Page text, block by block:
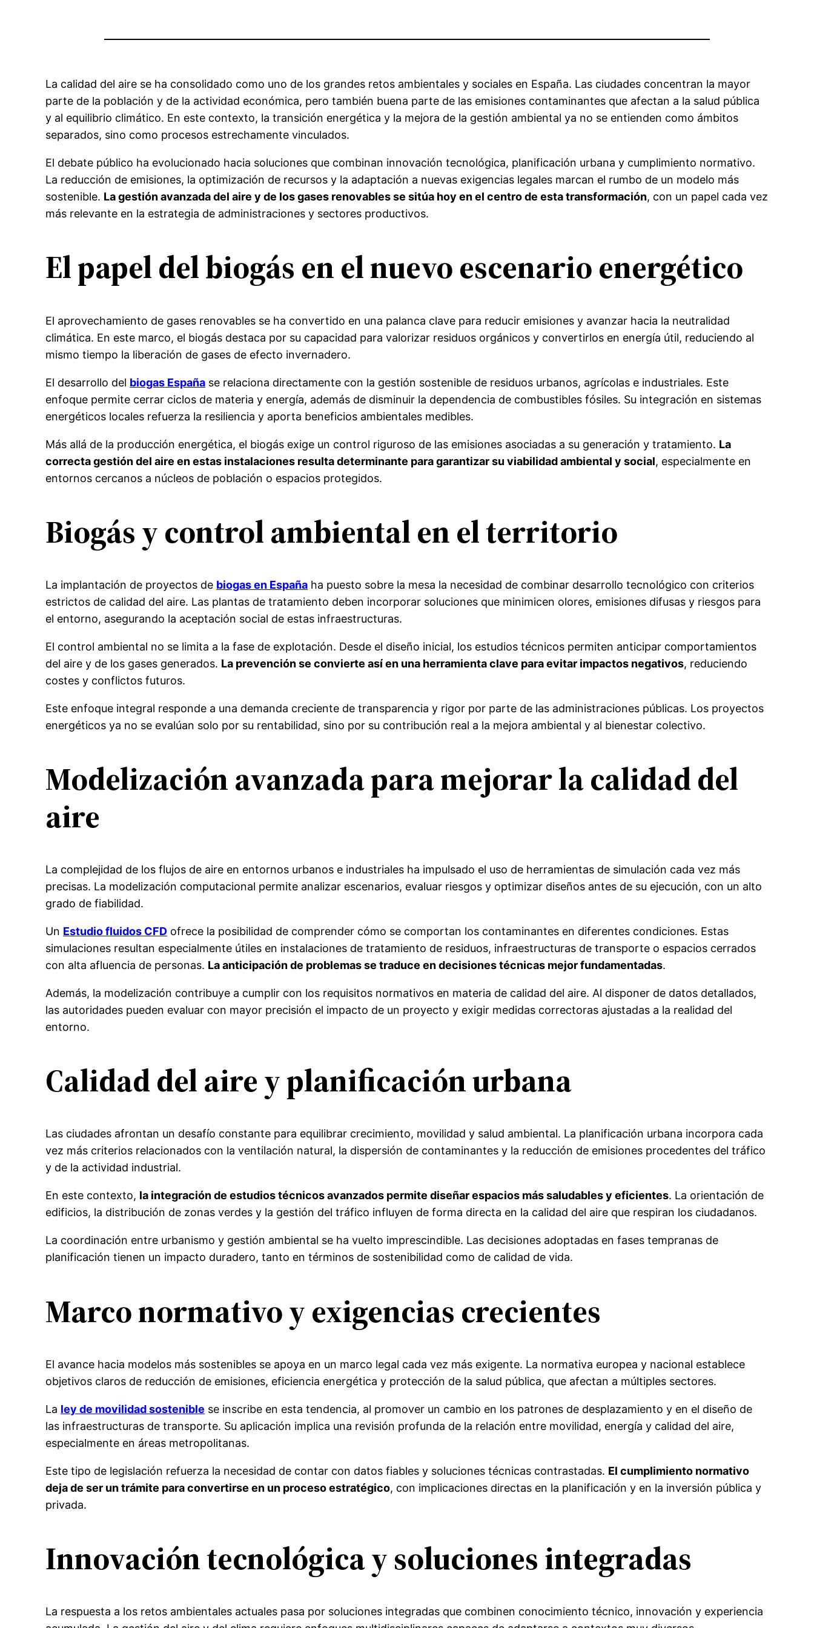
La calidad del aire se ha consolidado como uno de los grandes retos ambientales y sociales en España. Las ciudades concentran la mayor
parte de la población y de la actividad económica, pero también buena parte de las emisiones contaminantes que afectan a la salud pública
y al equilibrio climático. En este contexto, la transición energética y la mejora de la gestión ambiental ya no se entienden como ámbitos
separados, sino como procesos estrechamente vinculados.
El debate público ha evolucionado hacia soluciones que combinan innovación tecnológica, planificación urbana y cumplimiento normativo.
La reducción de emisiones, la optimización de recursos y la adaptación a nuevas exigencias legales marcan el rumbo de un modelo más
sostenible. La gestión avanzada del aire y de los gases renovables se sitúa hoy en el centro de esta transformación, con un papel cada vez
más relevante en la estrategia de administraciones y sectores productivos.
El papel del biogás en el nuevo escenario energético
El aprovechamiento de gases renovables se ha convertido en una palanca clave para reducir emisiones y avanzar hacia la neutralidad
climática. En este marco, el biogás destaca por su capacidad para valorizar residuos orgánicos y convertirlos en energía útil, reduciendo al
mismo tiempo la liberación de gases de efecto invernadero.
El desarrollo del biogas España se relaciona directamente con la gestión sostenible de residuos urbanos, agrícolas e industriales. Este
enfoque permite cerrar ciclos de materia y energía, además de disminuir la dependencia de combustibles fósiles. Su integración en sistemas
energéticos locales refuerza la resiliencia y aporta beneficios ambientales medibles.
Más allá de la producción energética, el biogás exige un control riguroso de las emisiones asociadas a su generación y tratamiento. La
correcta gestión del aire en estas instalaciones resulta determinante para garantizar su viabilidad ambiental y social, especialmente en
entornos cercanos a núcleos de población o espacios protegidos.
Biogás y control ambiental en el territorio
La implantación de proyectos de biogas en España ha puesto sobre la mesa la necesidad de combinar desarrollo tecnológico con criterios
estrictos de calidad del aire. Las plantas de tratamiento deben incorporar soluciones que minimicen olores, emisiones difusas y riesgos para
el entorno, asegurando la aceptación social de estas infraestructuras.
El control ambiental no se limita a la fase de explotación. Desde el diseño inicial, los estudios técnicos permiten anticipar comportamientos
del aire y de los gases generados. La prevención se convierte así en una herramienta clave para evitar impactos negativos, reduciendo
costes y conflictos futuros.
Este enfoque integral responde a una demanda creciente de transparencia y rigor por parte de las administraciones públicas. Los proyectos
energéticos ya no se evalúan solo por su rentabilidad, sino por su contribución real a la mejora ambiental y al bienestar colectivo.
Modelización avanzada para mejorar la calidad del
aire
La complejidad de los flujos de aire en entornos urbanos e industriales ha impulsado el uso de herramientas de simulación cada vez más
precisas. La modelización computacional permite analizar escenarios, evaluar riesgos y optimizar diseños antes de su ejecución, con un alto
grado de fiabilidad.
Un Estudio fluidos CFD ofrece la posibilidad de comprender cómo se comportan los contaminantes en diferentes condiciones. Estas
simulaciones resultan especialmente útiles en instalaciones de tratamiento de residuos, infraestructuras de transporte o espacios cerrados
con alta afluencia de personas. La anticipación de problemas se traduce en decisiones técnicas mejor fundamentadas.
Además, la modelización contribuye a cumplir con los requisitos normativos en materia de calidad del aire. Al disponer de datos detallados,
las autoridades pueden evaluar con mayor precisión el impacto de un proyecto y exigir medidas correctoras ajustadas a la realidad del
entorno.
Calidad del aire y planificación urbana
Las ciudades afrontan un desafío constante para equilibrar crecimiento, movilidad y salud ambiental. La planificación urbana incorpora cada
vez más criterios relacionados con la ventilación natural, la dispersión de contaminantes y la reducción de emisiones procedentes del tráfico
y de la actividad industrial.
En este contexto, la integración de estudios técnicos avanzados permite diseñar espacios más saludables y eficientes. La orientación de
edificios, la distribución de zonas verdes y la gestión del tráfico influyen de forma directa en la calidad del aire que respiran los ciudadanos.
La coordinación entre urbanismo y gestión ambiental se ha vuelto imprescindible. Las decisiones adoptadas en fases tempranas de
planificación tienen un impacto duradero, tanto en términos de sostenibilidad como de calidad de vida.
Marco normativo y exigencias crecientes
El avance hacia modelos más sostenibles se apoya en un marco legal cada vez más exigente. La normativa europea y nacional establece
objetivos claros de reducción de emisiones, eficiencia energética y protección de la salud pública, que afectan a múltiples sectores.
La ley de movilidad sostenible se inscribe en esta tendencia, al promover un cambio en los patrones de desplazamiento y en el diseño de
las infraestructuras de transporte. Su aplicación implica una revisión profunda de la relación entre movilidad, energía y calidad del aire,
especialmente en áreas metropolitanas.
Este tipo de legislación refuerza la necesidad de contar con datos fiables y soluciones técnicas contrastadas. El cumplimiento normativo
deja de ser un trámite para convertirse en un proceso estratégico, con implicaciones directas en la planificación y en la inversión pública y
privada.
Innovación tecnológica y soluciones integradas
La respuesta a los retos ambientales actuales pasa por soluciones integradas que combinen conocimiento técnico, innovación y experiencia